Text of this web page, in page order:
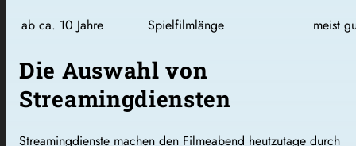
ab ca. 10 Jahre
Spielfilmlänge meist
Die Auswahl von
Streamingdiensten
Streamingdienste machen den Filmeabend heutzutage durch